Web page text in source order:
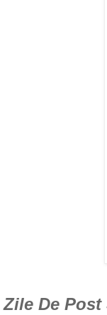
Zile De Post